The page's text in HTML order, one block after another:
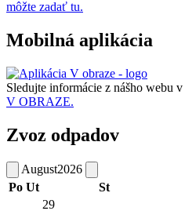
môžte zadať tu.
Mobilná aplikácia
Sledujte informácie z nášho webu v
V OBRAZE.
Zvoz odpadov
August2026
Po Ut St
29